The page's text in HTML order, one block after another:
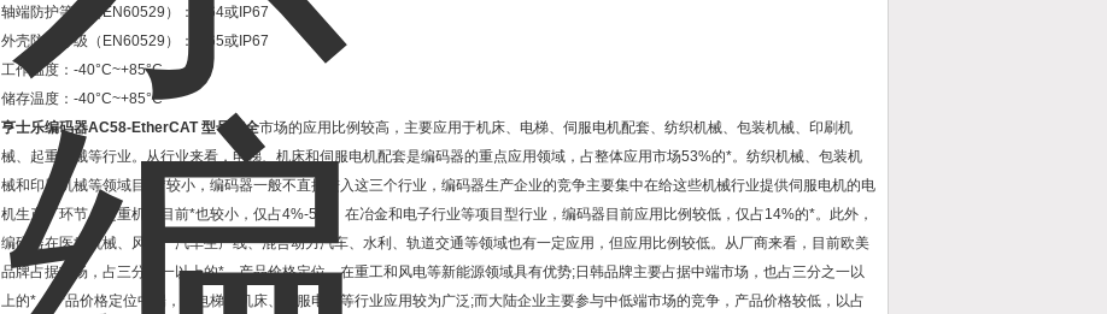
轴端防护等级（EN60529）：IP64或IP67
外壳防护等级（EN60529）：IP65或IP67
工作温度：-40°C~+85°C
储存温度：-40°C~+85°C
亨士乐编码器AC58-EtherCAT 型号齐全市场的应用比例较高，主要应用于机床、电梯、伺服电机配套、纺织机械、包装机械、印刷机
械、起重机械等行业。从行业来看，电梯、机床和伺服电机配套是编码器的重点应用领域，占整体应用市场53%的*。纺织机械、包装机
械和印刷机械等领域目前*较小，编码器一般不直接进入这三个行业，编码器生产企业的竞争主要集中在给这些机械行业提供伺服电机的电
机生产厂环节。起重机械目前*也较小，仅占4%-5%。在冶金和电子行业等项目型行业，编码器目前应用比例较低，仅占14%的*。此外，
编码器在医疗机械、风电、汽车生产线、混合动力汽车、水利、轨道交通等领域也有一定应用，但应用比例较低。从厂商来看，目前欧美
品牌占据市场，占三分之一以上的*，产品价格定位，在重工和风电等新能源领域具有优势;日韩品牌主要占据中端市场，也占三分之一以
上的*，产品价格定位中端，在电梯、机床、伺服电机等行业应用较为广泛;而大陆企业主要参与中低端市场的竞争，产品价格较低，以占